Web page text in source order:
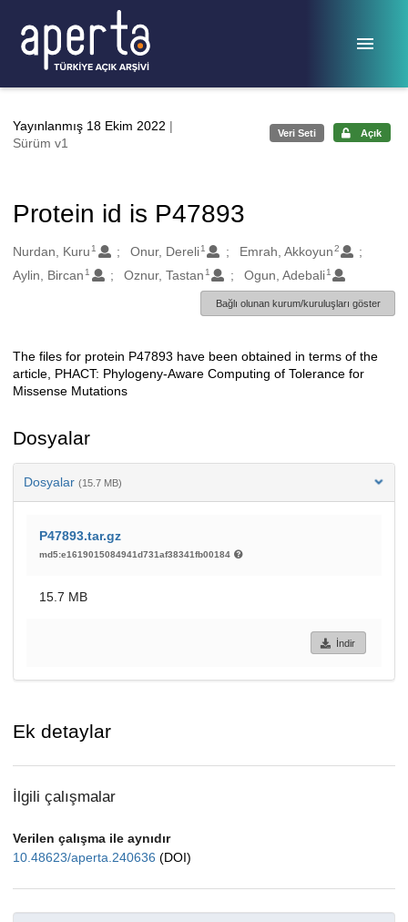
Yayınlanmış 18 Ekim 2022 |
Sürüm v1
Veri Seti Açık
Protein id is P47893
Oluşturanlar
Nurdan, Kuru 1 Onur, Dereli 1 Emrah, Akkoyun2
Aylin, Bircan 1 Oznur, Tastan 1 Ogun, Adebali 1
Bağlı olunan kurum/kuruluşları göster
Açıklama
The files for protein P47893 have been obtained in terms of the
article, PHACT: Phylogeny-Aware Computing of Tolerance for
Missense Mutations
Dosyalar
Dosyalar (15.7 MB)
P47893.tar.gz
md5:e1619015084941d731af38341fb00184
15.7 MB
İndir
Ek detaylar
İlgili çalışmalar
Verilen çalışma ile aynıdır
10.48623/aperta.240636 (DOI)